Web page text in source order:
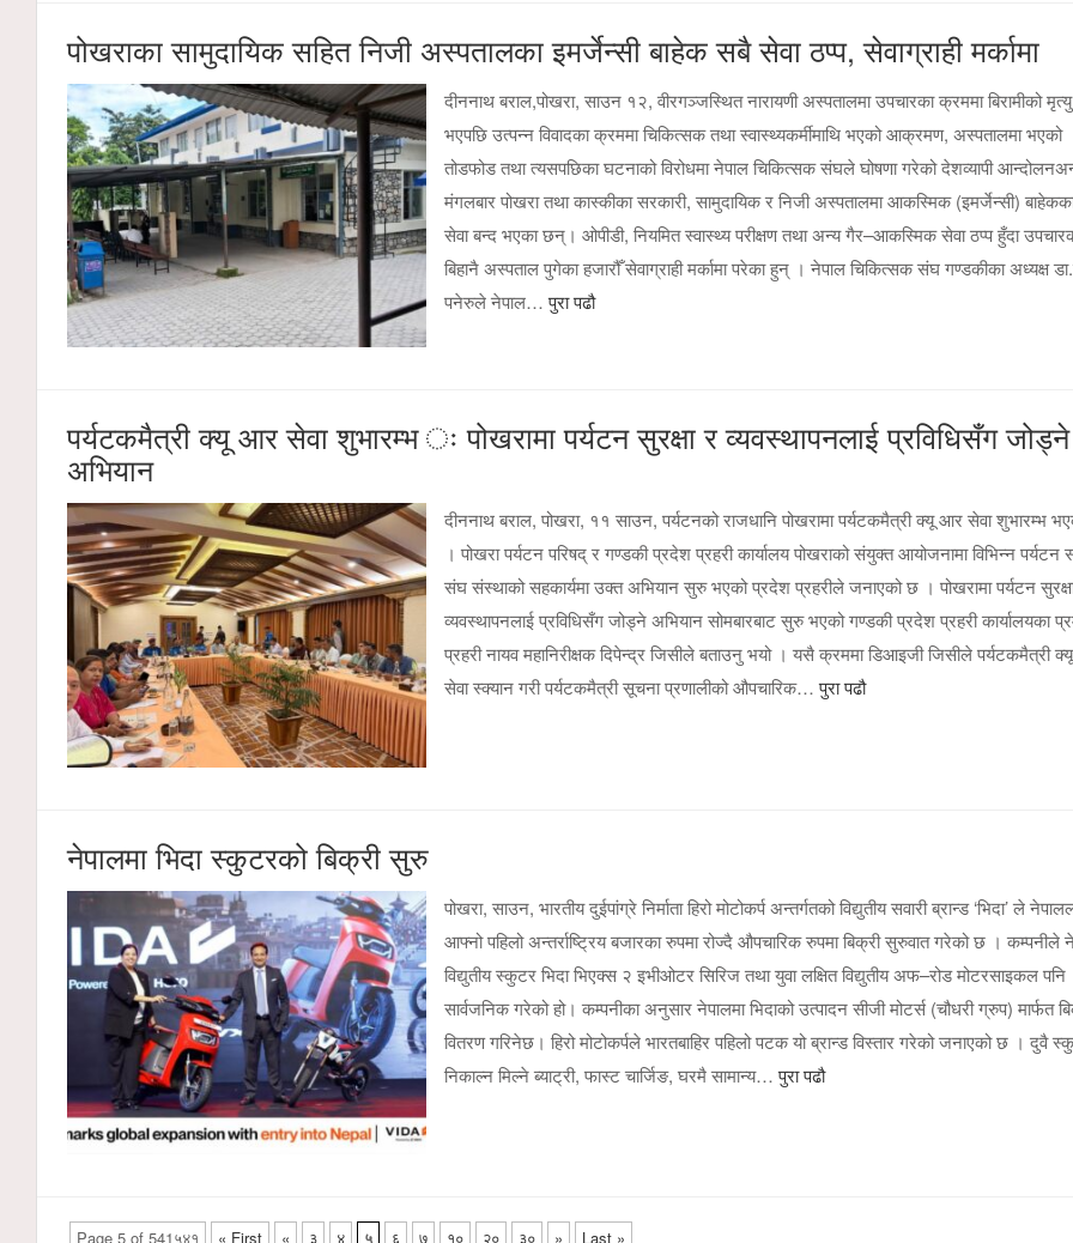
पोखराका सामुदायिक सहित निजी अस्पतालका इमर्जेन्सी बाहेक सबै सेवा ठप्प, सेवाग्राही मर्कामा
दीननाथ बराल,पोखरा, साउन १२, वीरगञ्जस्थित नारायणी अस्पतालमा उपचारका क्रममा बिरामीको मृत्यु
भएपछि उत्पन्न विवादका क्रममा चिकित्सक तथा स्वास्थ्यकर्मीमाथि भएको आक्रमण, अस्पतालमा भएको
तोडफोड तथा त्यसपछिका घटनाको विरोधमा नेपाल चिकित्सक संघले घोषणा गरेको देशव्यापी
मंगलबार पोखरा तथा कास्कीका सरकारी, सामुदायिक र निजी अस्पतालमा आकस्मिक (इमर्जेन्सी)
सेवा बन्द भएका छन्। ओपीडी, नियमित स्वास्थ्य परीक्षण तथा अन्य गैर–आकस्मिक सेवा ठप्प हुँदा
बिहानै अस्पताल पुगेका हजारौँ सेवाग्राही मर्कामा परेका हुन् । नेपाल चिकित्सक संघ गण्डकीका अध्यक्ष
पनेरुले नेपाल…पुरा पढौ
पर्यटकमैत्री क्यू आर सेवा शुभारम्भ ः पोखरामा पर्यटन सुरक्षा र व्यवस्थापनलाई प्रविधिसँग जोड्ने
अभियान
दीननाथ बराल, पोखरा, ११ साउन, पर्यटनको राजधानि पोखरामा पर्यटकमैत्री क्यू आर सेवा शुभारम्भ
। पोखरा पर्यटन परिषद् र गण्डकी प्रदेश प्रहरी कार्यालय पोखराको संयुक्त आयोजनामा विभिन्न पर्यटन
संघ संस्थाको सहकार्यमा उक्त अभियान सुरु भएको प्रदेश प्रहरीले जनाएको छ । पोखरामा पर्यटन
व्यवस्थापनलाई प्रविधिसँग जोड्ने अभियान सोमबारबाट सुरु भएको गण्डकी प्रदेश प्रहरी कार्यालयका
प्रहरी नायव महानिरीक्षक दिपेन्द्र जिसीले बताउनु भयो । यसै क्रममा डिआइजी जिसीले पर्यटकमैत्री
सेवा स्क्यान गरी पर्यटकमैत्री सूचना प्रणालीको औपचारिक…पुरा पढौ
नेपालमा भिदा स्कुटरको बिक्री सुरु
पोखरा, साउन, भारतीय दुईपांग्रे निर्माता हिरो मोटोकर्प अन्तर्गतको विद्युतीय सवारी ब्रान्ड ‘भिदा’ ले
आफ्नो पहिलो अन्तर्राष्ट्रिय बजारका रुपमा रोज्दै औपचारिक रुपमा बिक्री सुरुवात गरेको छ । कम्पनीले
विद्युतीय स्कुटर भिदा भिएक्स २ इभीओटर सिरिज तथा युवा लक्षित विद्युतीय अफ–रोड मोटरसाइकल पनि
सार्वजनिक गरेको हो। कम्पनीका अनुसार नेपालमा भिदाको उत्पादन सीजी मोटर्स (चौधरी ग्रुप) मार्फत
वितरण गरिनेछ। हिरो मोटोकर्पले भारतबाहिर पहिलो पटक यो ब्रान्ड विस्तार गरेको जनाएको छ । दुवै
निकाल्न मिल्ने ब्याट्री, फास्ट चार्जिङ, घरमै सामान्य…पुरा पढौ
Page 5 of 541५४१ « First « ३ ४ ५ ६ ७ १० २० ३० » Last »